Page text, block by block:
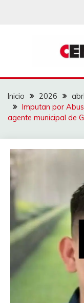
Inicio 2026
Imputan por
agente municipal de